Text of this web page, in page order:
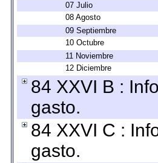
07 Julio
08 Agosto
09 Septiembre
10 Octubre
11 Noviembre
12 Diciembre
84 XXVI B :
gasto.
84 XXVI C :
gasto.